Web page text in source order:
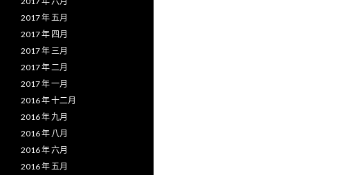
2017 年 五月
2017 年 四月
2017 年 三月
2017 年 二月
2017 年 一月
2016 年 十二月
2016 年 九月
2016 年 八月
2016 年 六月
2016 年 五月